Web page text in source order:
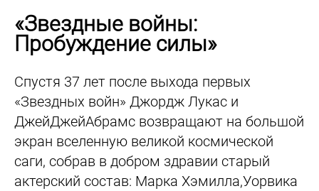
«Звездные войны:
Пробуждение силы»
Спустя 37 лет после выхода первых
«Звездных войн» Джордж Лукас и
ДжейДжейАбрамс возвращают на большой
экран вселенную великой космической
саги, собрав в добром здравии старый
актерский состав: Марка Хэмилла,Уорвика